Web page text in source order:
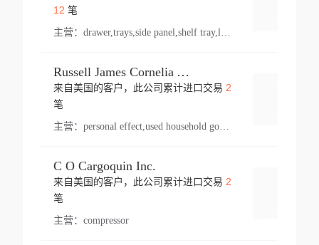
12 笔
主营：
Russell James Cornelia Arlington Va
来自美国的客户，此公司累计进口交易 2
笔
主营： personal effect,used household goods
C O Cargoquin Inc.
来自美国的客户，此公司累计进口交易 2
笔
主营： compressor